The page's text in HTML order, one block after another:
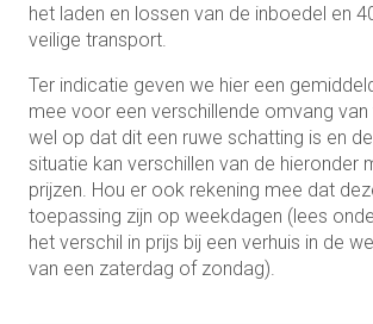
het laden en lossen van de inboedel en
veilige transport.
Ter indicatie geven we hier een
mee voor een verschillende omvang van
wel op dat dit een ruwe schatting is en
situatie kan verschillen van de hieronder
prijzen. Hou er ook rekening mee dat
toepassing zijn op weekdagen (lees
het verschil in prijs bij een verhuis in de
van een zaterdag of zondag).